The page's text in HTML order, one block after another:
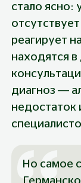
стало ясно:
реагирует
находятся
диагноз —
недостаток
Но самое